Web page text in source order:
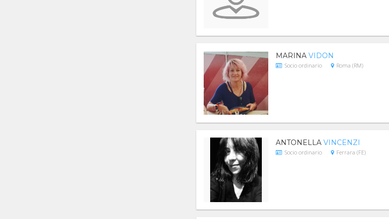
MARINA VIDON
Socio ordinario Roma (RM)
ANTONELLA VINCENZI
Socio ordinario Ferrara (FE)